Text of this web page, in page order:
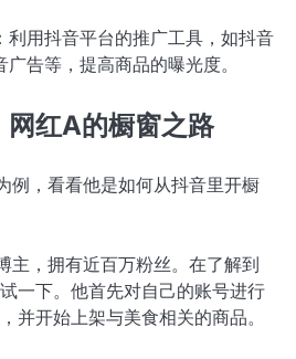
：利用抖音平台的推广工具，如抖音
告等，提高商品的曝光度。
红A的橱窗之路
例，看看他是如何从抖音里开橱
主，拥有近百万粉丝。在了解到
一下。他首先对自己的账号进行
并开始上架与美食相关的商品。